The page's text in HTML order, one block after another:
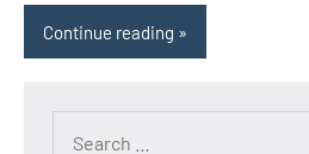
Continue reading